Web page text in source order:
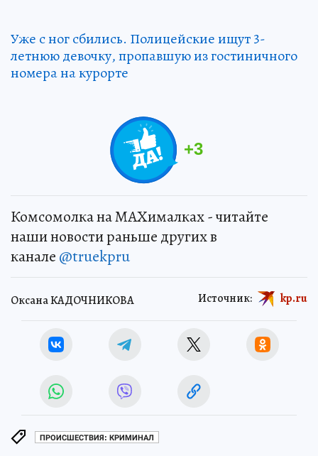
Уже с ног сбились. Полицейские ищут 3-
летнюю девочку, пропавшую из гостиничного
номера на курорте
+3
Комсомолка на MAXималках - читайте
наши новости раньше других в
канале @truekpru
Оксана КАДОЧНИКОВА Источник: kp.ru
ПРОИСШЕСТВИЯ: КРИМИНАЛ